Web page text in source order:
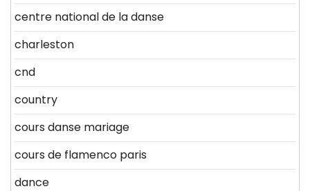
centre national de la danse
charleston
cnd
country
cours danse mariage
cours de flamenco paris
dance